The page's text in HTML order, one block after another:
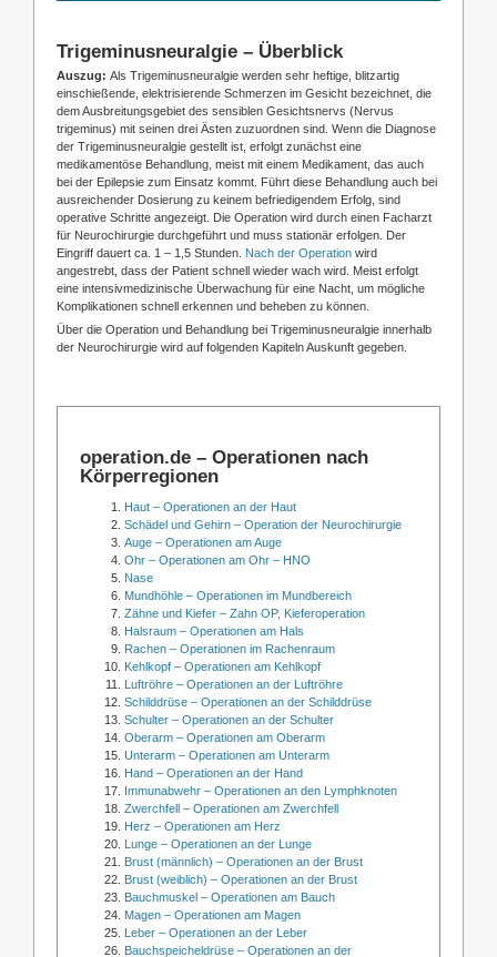
Trigeminusneuralgie – Überblick
Auszug: Als Trigeminusneuralgie werden sehr heftige, blitzartig
einschießende, elektrisierende Schmerzen im Gesicht bezeichnet, die
dem Ausbreitungsgebiet des sensiblen Gesichtsnervs (Nervus
trigeminus) mit seinen drei Ästen zuzuordnen sind. Wenn die Diagnose
der Trigeminusneuralgie gestellt ist, erfolgt zunächst eine
medikamentöse Behandlung, meist mit einem Medikament, das auch
bei der Epilepsie zum Einsatz kommt. Führt diese Behandlung auch bei
ausreichender Dosierung zu keinem befriedigendem Erfolg, sind
operative Schritte angezeigt. Die Operation wird durch einen Facharzt
für Neurochirurgie durchgeführt und muss stationär erfolgen. Der
Eingriff dauert ca. 1 – 1,5 Stunden. Nach der Operation wird
angestrebt, dass der Patient schnell wieder wach wird. Meist erfolgt
eine intensivmedizinische Überwachung für eine Nacht, um mögliche
Komplikationen schnell erkennen und beheben zu können.
Über die Operation und Behandlung bei Trigeminusneuralgie innerhalb
der Neurochirurgie wird auf folgenden Kapiteln Auskunft gegeben.
operation.de – Operationen nach
Körperregionen
Haut – Operationen an der Haut
Schädel und Gehirn – Operation der Neurochirurgie
Auge – Operationen am Auge
Ohr – Operationen am Ohr – HNO
Nase
Mundhöhle – Operationen im Mundbereich
Zähne und Kiefer – Zahn OP, Kieferoperation
Halsraum – Operationen am Hals
Rachen – Operationen im Rachenraum
Kehlkopf – Operationen am Kehlkopf
Luftröhre – Operationen an der Luftröhre
Schilddrüse – Operationen an der Schilddrüse
Schulter – Operationen an der Schulter
Oberarm – Operationen am Oberarm
Unterarm – Operationen am Unterarm
Hand – Operationen an der Hand
Immunabwehr – Operationen an den Lymphknoten
Zwerchfell – Operationen am Zwerchfell
Herz – Operationen am Herz
Lunge – Operationen an der Lunge
Brust (männlich) – Operationen an der Brust
Brust (weiblich) – Operationen an der Brust
Bauchmuskel – Operationen am Bauch
Magen – Operationen am Magen
Leber – Operationen an der Leber
Bauchspeicheldrüse – Operationen an der